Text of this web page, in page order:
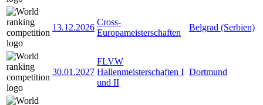
13.12.2026
Cross-
Europameisterschaften
Belgrad (Serbien)
30.01.2027
FLVW
Hallenmeisterschaften I
und II
Dortmund